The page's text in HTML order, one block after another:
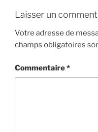
Laisser un
Votre adresse de
champs obligatoires
Commentaire*